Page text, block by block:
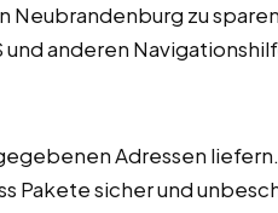
Neubrandenburg zu
und anderen
Adressen liefern.
Pakete sicher und